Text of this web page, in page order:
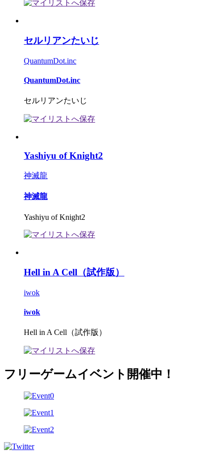
セルリアンたいじ
QuantumDot.inc
QuantumDot.inc
セルリアンたいじ
Yashiyu of Knight2
神滅龍
神滅龍
Yashiyu of Knight2
Hell in A Cell（試作版）
iwok
iwok
Hell in A Cell（試作版）
フリーゲームイベント開催中！